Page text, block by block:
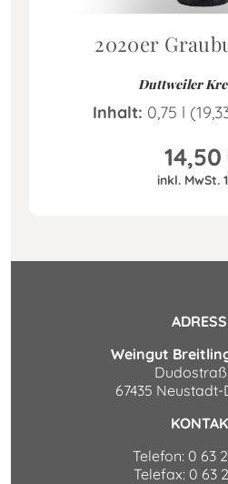
2020er
Duttweiler
14,50
inkl. MwSt.
Inhalt: 0,75 l
Weingut
67435
Telefon: 0 63
Telefax: 0 63